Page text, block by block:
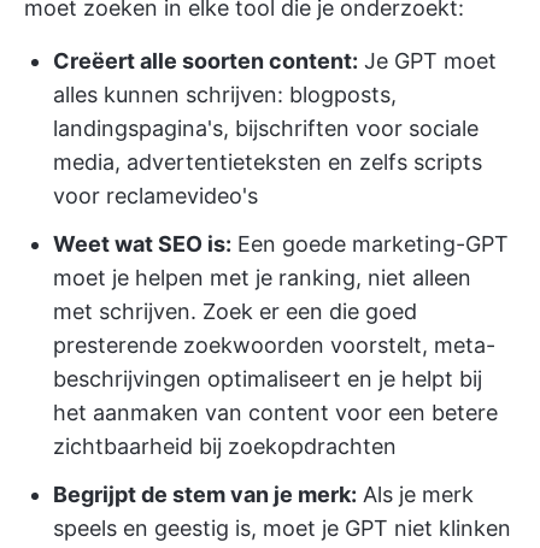
moet zoeken in elke tool die je onderzoekt:
Creëert alle soorten content: Je GPT moet
alles kunnen schrijven: blogposts,
landingspagina's, bijschriften voor sociale
media, advertentieteksten en zelfs scripts
voor reclamevideo's
Weet wat SEO is: Een goede marketing-GPT
moet je helpen met je ranking, niet alleen
met schrijven. Zoek er een die goed
presterende zoekwoorden voorstelt, meta-
beschrijvingen optimaliseert en je helpt bij
het aanmaken van content voor een betere
zichtbaarheid bij zoekopdrachten
Begrijpt de stem van je merk: Als je merk
speels en geestig is, moet je GPT niet klinken